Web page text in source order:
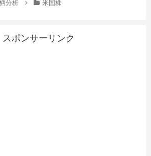
分析 米国株
スポンサーリンク